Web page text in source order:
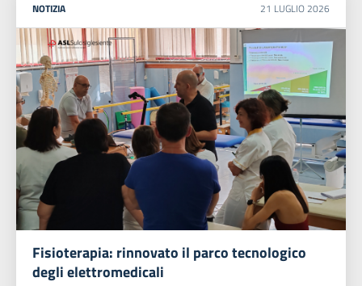
NOTIZIA 21 LUGLIO 2026
Fisioterapia: rinnovato il parco tecnologico
degli elettromedicali